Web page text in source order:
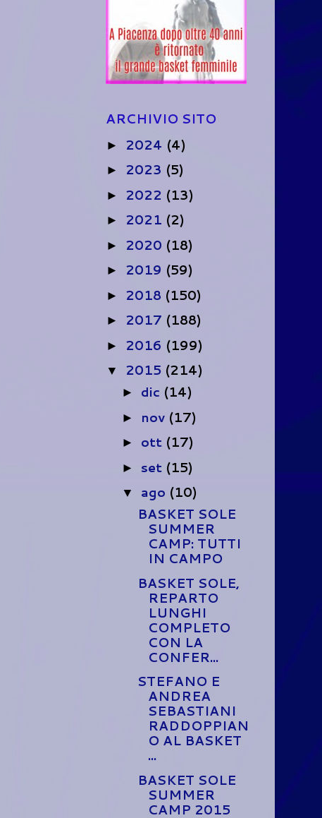
ARCHIVIO SITO
► 2024 (4)
► 2023 (5)
► 2022 (13)
► 2021 (2)
► 2020 (18)
► 2019 (59)
► 2018 (150)
► 2017 (188)
► 2016 (199)
▼ 2015 (214)
► dic (14)
► nov (17)
► ott (17)
► set (15)
▼ ago (10)
BASKET SOLE
SUMMER
CAMP: TUTTI
IN CAMPO
BASKET SOLE,
REPARTO
LUNGHI
COMPLETO
CON LA
CONFER...
STEFANO E
ANDREA
SEBASTIANI
RADDOPPIAN
O AL BASKET
...
BASKET SOLE
SUMMER
CAMP 2015